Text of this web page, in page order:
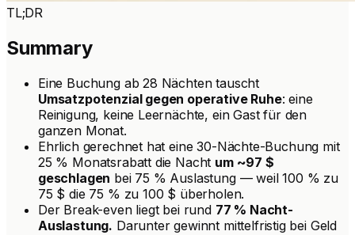
TL;DR
Summary
Eine Buchung ab 28 Nächten tauscht
Umsatzpotenzial gegen operative Ruhe: eine
Reinigung, keine Leernächte, ein Gast für den
ganzen Monat.
Ehrlich gerechnet hat eine 30-Nächte-Buchung mit
25 % Monatsrabatt die Nacht um ~97 $
geschlagen bei 75 % Auslastung — weil 100 % zu
75 $ die 75 % zu 100 $ überholen.
Der Break-even liegt bei rund 77 % Nacht-
Auslastung. Darunter gewinnt mittelfristig bei Geld